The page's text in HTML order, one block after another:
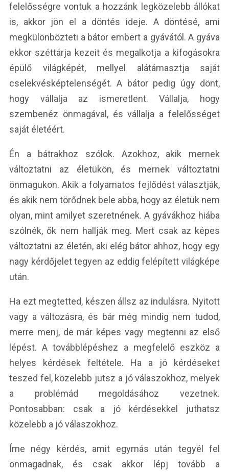
felelősségre vontuk a hozzánk legközelebb állókat
is, akkor jön el a döntés ideje. A döntésé, ami
megkülönbözteti a bátor embert a gyávától. A gyáva
ekkor széttárja kezeit és megalkotja a kifogásokra
épülő világképét, mellyel alátámasztja saját
cselekvésképtelenségét. A bátor pedig úgy dönt,
hogy vállalja az ismeretlent. Vállalja, hogy
szembenéz önmagával, és vállalja a felelősséget
saját életéért.
Én a bátrakhoz szólok. Azokhoz, akik mernek
változtatni az életükön, és mernek változtatni
önmagukon. Akik a folyamatos fejlődést választják,
és akik nem törődnek bele abba, hogy az életük nem
olyan, mint amilyet szeretnének. A gyávákhoz hiába
szólnék, ők nem hallják meg. Mert csak az képes
változtatni az életén, aki elég bátor ahhoz, hogy egy
nagy kérdőjelet tegyen az eddig felépített világképe
után.
Ha ezt megtetted, készen állsz az indulásra. Nyitott
vagy a változásra, és bár még mindig nem tudod,
merre menj, de már képes vagy megtenni az első
lépést. A továbblépéshez a megfelelő eszköz a
helyes kérdések feltétele. Ha a jó kérdéseket
teszed fel, közelebb jutsz a jó válaszokhoz, melyek
a problémád megoldásához vezetnek.
Pontosabban: csak a jó kérdésekkel juthatsz
közelebb a jó válaszokhoz.
Íme négy kérdés, amit egymás után tegyél fel
önmagadnak, és csak akkor lépj tovább a